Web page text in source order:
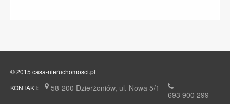
© 2015 casa-nieruchomosci.pl
KONTAKT:
58-200 Dzierżoniów, ul. Nowa 5/1
693 900 299